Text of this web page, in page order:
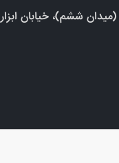
ششم)، خیابان ابزار